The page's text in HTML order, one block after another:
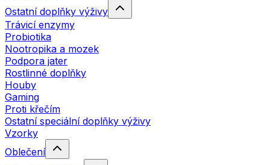
Ostatní doplňky výživy
Trávicí enzymy
Probiotika
Nootropika a mozek
Podpora jater
Rostlinné doplňky
Houby
Gaming
Proti křečím
Ostatní speciální doplňky výživy
Vzorky
Oblečení